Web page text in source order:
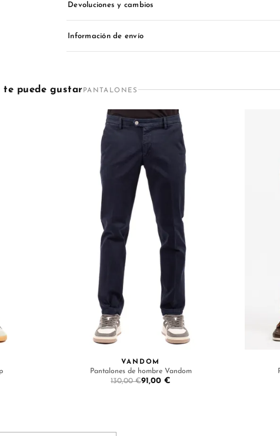
Devoluciones y cambios
Información de envío
te puede gustar PANTALONES
VANDOM
Pantalones de hombre Vandom
130,00 €91,00 €